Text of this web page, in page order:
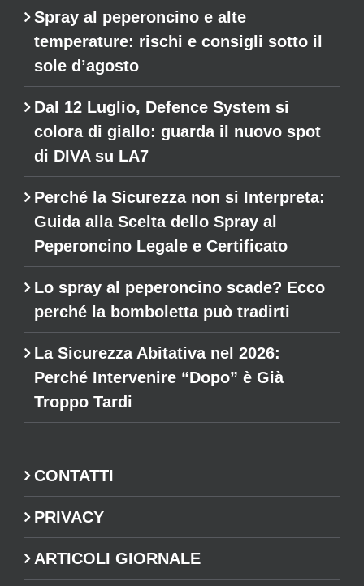
Spray al peperoncino e alte
temperature: rischi e consigli sotto il
sole d’agosto
Dal 12 Luglio, Defence System si
colora di giallo: guarda il nuovo spot
di DIVA su LA7
Perché la Sicurezza non si Interpreta:
Guida alla Scelta dello Spray al
Peperoncino Legale e Certificato
Lo spray al peperoncino scade? Ecco
perché la bomboletta può tradirti
La Sicurezza Abitativa nel 2026:
Perché Intervenire “Dopo” è Già
Troppo Tardi
CONTATTI
PRIVACY
ARTICOLI GIORNALE